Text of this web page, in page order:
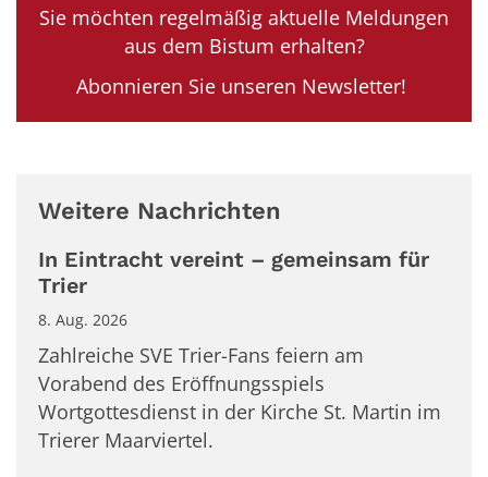
Sie möchten regelmäßig aktuelle Meldungen
aus dem Bistum erhalten?
Abonnieren Sie unseren Newsletter!
Weitere Nachrichten
In Eintracht vereint – gemeinsam für
Trier
8. Aug. 2026
Zahlreiche SVE Trier-Fans feiern am
Vorabend des Eröffnungsspiels
Wortgottesdienst in der Kirche St. Martin im
Trierer Maarviertel.